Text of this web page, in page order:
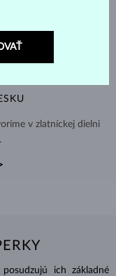
v zlatníckej dielni
ich základné